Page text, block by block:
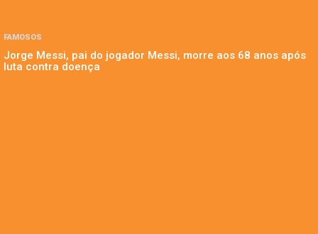
FAMOSOS
Jorge Messi, pai do jogador Messi, morre aos 68 anos após
luta contra doença